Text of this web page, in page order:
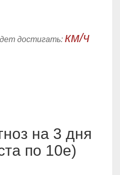
достигать: км/ч
на 3 дня
по 10е)